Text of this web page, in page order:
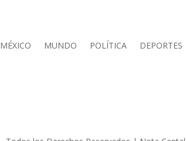
MÉXICO MUNDO POLÍTICA DEPORTES